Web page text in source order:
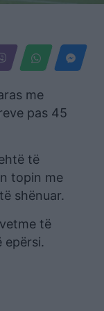
me
pas 45
të
topin me
shënuar.
të
epërsi.